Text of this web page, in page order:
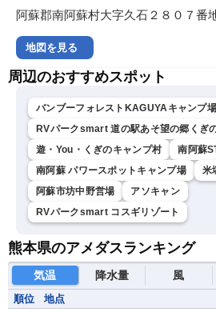
阿蘇郡南阿蘇村大字久石２８０７番
地図を見る
周辺のおすすめスポット
バンブーフォレストKAGUYAキャンプ場
RVパークsmart 道の駅あそ望の郷くぎ
遊・You・くぎのキャンプ村
南阿蘇
南阿蘇 パワースポットキャンプ場
米
阿蘇市坊中野営場
アソキャン
RVパークsmart コスギリゾート
熊本県のアメダスランキング
気温 降水量 風
順位 地点